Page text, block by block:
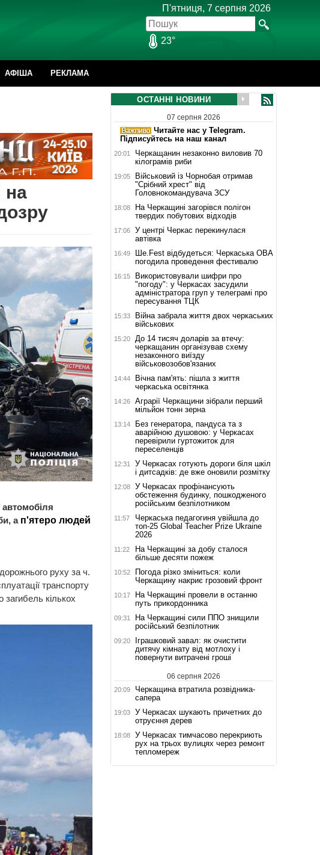
П'ятниця, 7 серпня 2026
23°
АФІША РЕКЛАМА
на
а п'ятеро людей
руху за ч.
транспорту
кількох
ОСТАННІ НОВИНИ
07 серпня 2026
Читайте нас у Telegram.
Підписуйтесь на наш канал
20:01
Черкащанин незаконно виловив 70
кілограмів риби
19:05
Військовий із Чорнобая отримав
"Срібний хрест" від
Головнокомандувача ЗСУ
18:08
На Черкащині загорівся полігон
твердих побутових відходів
17:06
У центрі Черкас перекинулася
автівка
16:49
Ше.Fest відбудеться: Черкаська ОВА
погодила проведення фестивалю
16:15
Використовували шифри про
"погоду": у Черкасах засудили
адміністратора груп у телеграмі про
пересування ТЦК
15:33
Війна забрала життя двох черкаських
військових
15:20
До 14 тисяч доларів за втечу:
черкащанин організував схему
незаконного виїзду
військовозобов'язаних
14:44
Вічна пам'ять: пішла з життя
черкаська освітянка
14:26
Аграрії Черкащини зібрали перший
мільйон тонн зерна
13:14
Без генератора, пандуса та з
аварійною душовою: у Черкасах
перевірили гуртожиток для
переселенців
12:31
У Черкасах готують дороги біля шкіл
і дитсадків: де вже оновили розмітку
12:08
У Черкасах профінансують
обстеження будинку, пошкодженого
російським безпілотником
11:57
Черкаська педагогиня увійшла до
топ-25 Global Teacher Prize Ukraine
2026
11:22
На Черкащині за добу сталося
більше десяти пожеж
10:52
Погода різко зміниться: коли
Черкащину накриє грозовий фронт
10:17
На Черкащині провели в останню
путь прикордонника
09:31
На Черкащині сили ППО знищили
російський безпілотник
09:20
Іграшковий завал: як очистити
дитячу кімнату від мотлоху і
повернути витрачені гроші
06 серпня 2026
20:09
Черкащина втратила розвідника-
сапера
19:03
У Черкасах шукають причетних до
отруєння дерев
18:08
У Черкасах тимчасово перекриють
рух на трьох вулицях через ремонт
тепломереж